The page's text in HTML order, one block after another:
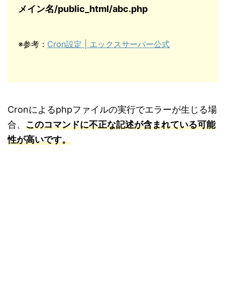
メイン名/public_html/abc.php
※参考： Cron設定 | エックスサーバー公式
Cronによるphpファイルの実行でエラーが生じる場
合、 このコマンドに不正な記述が含まれている可能
性が高いです。